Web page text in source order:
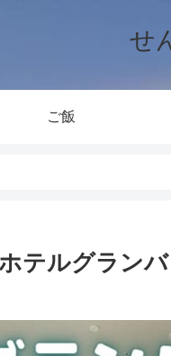
せ
ご飯
テルグラン